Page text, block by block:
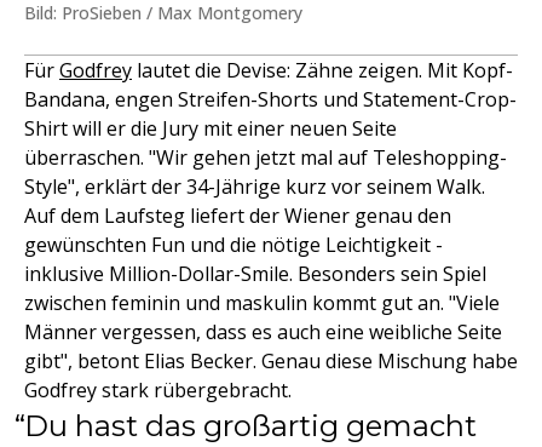
Bild: ProSieben / Max Montgomery
FürGodfrey lautet die Devise: Zähne zeigen. Mit Kopf-
Bandana, engen Streifen-Shorts und Statement-Crop-
Shirt will er die Jury mit einer neuen Seite
überraschen. "Wir gehen jetzt mal auf Teleshopping-
Style", erklärt der 34-Jährige kurz vor seinem Walk.
Auf dem Laufsteg liefert der Wiener genau den
gewünschten Fun und die nötige Leichtigkeit -
inklusive Million-Dollar-Smile. Besonders sein Spiel
zwischen feminin und maskulin kommt gut an. "Viele
Männer vergessen, dass es auch eine weibliche Seite
gibt", betont Elias Becker. Genau diese Mischung habe
Godfrey stark rübergebracht.
Du hast das großartig gemacht